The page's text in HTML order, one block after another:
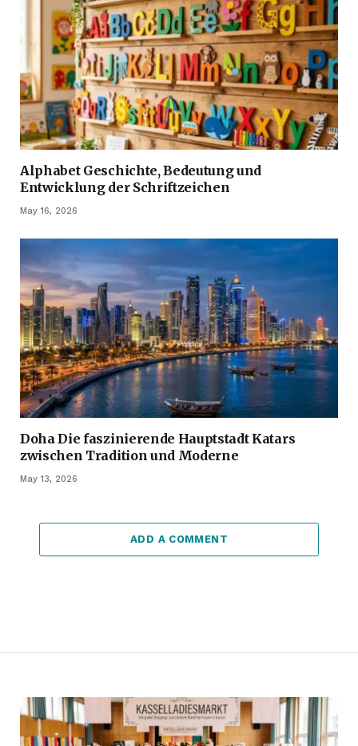
Alphabet Geschichte, Bedeutung und
Entwicklung der Schriftzeichen
May 16, 2026
Doha Die faszinierende Hauptstadt Katars
zwischen Tradition und Moderne
May 13, 2026
ADD A COMMENT